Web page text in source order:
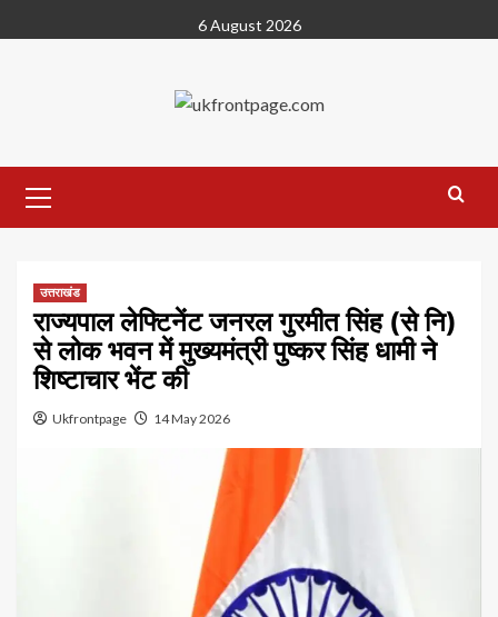
to
6 August 2026
Menu
उत्तराखंड
राज्यपाल लेफ्टिनेंट जनरल गुरमीत सिंह (से नि)
से लोक भवन में मुख्यमंत्री पुष्कर सिंह धामी ने
शिष्टाचार भेंट की
Ukfrontpage 14 May 2026